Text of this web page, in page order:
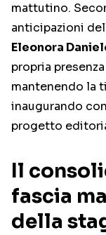
mattutino.
anticipazioni
Eleonora
propria
mantenendo la
inaugurando
progetto
Il
fascia
della